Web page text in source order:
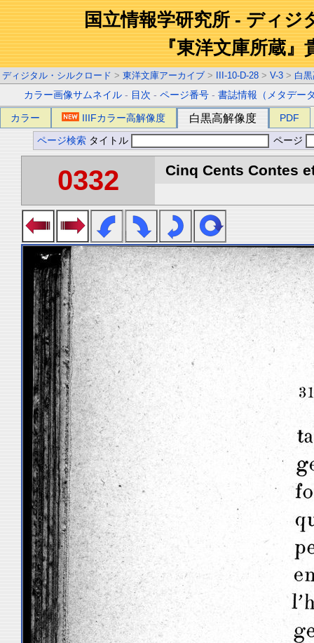
国立情報学研究所 - ディジ
『東洋文庫所蔵』
ディジタル・シルクロード > 東洋文庫アーカイブ > III-10-D-28 > V-3 > 白
カラー画像サムネイル - 目次 -ページ番号 -書誌情報（メタデー
カラー IIIFカラー高解像度 白黒高解像度 PDF
ページ検索 タイトル ページ
0332 Cinq Cents Contes